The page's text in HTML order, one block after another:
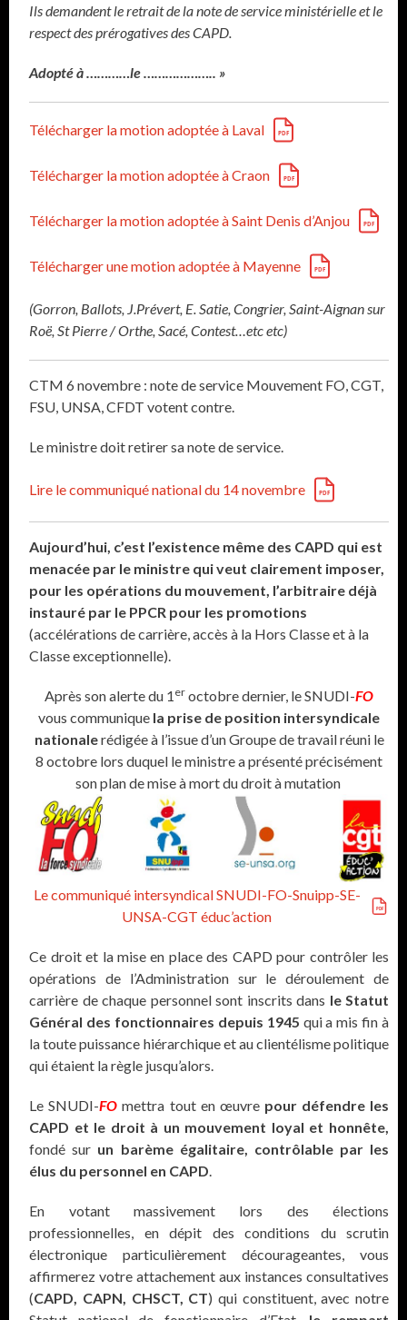
Ils demandent le retrait de la note de service ministérielle et le
respect des prérogatives des CAPD.
Adopté à …………le ……………….. »
Télécharger la motion adoptée à Laval
Télécharger la motion adoptée à Craon
Télécharger la motion adoptée à Saint Denis d’Anjou
Télécharger une motion adoptée à Mayenne
(Gorron, Ballots, J.Prévert, E. Satie, Congrier, Saint-Aignan sur
Roë, St Pierre / Orthe, Sacé, Contest…etc etc)
CTM 6 novembre : note de service Mouvement FO, CGT,
FSU, UNSA, CFDT votent contre.
Le ministre doit retirer sa note de service.
Lire le communiqué national du 14 novembre
Aujourd’hui, c’est l’existence même des CAPD qui est
menacée par le ministre qui veut clairement imposer,
pour les opérations du mouvement, l’arbitraire déjà
instauré par le PPCR pour les promotions
(accélérations de carrière, accès à la Hors Classe et à la
Classe exceptionnelle).
Après son alerte du 1 er octobre dernier, le SNUDI-FO
vous communique la prise de position intersyndicale
nationalerédigée à l’issue d’un Groupe de travail réuni le
8 octobre lors duquel le ministre a présenté précisément
son plan de mise à mort du droit à mutation
Le communiqué intersyndical SNUDI-FO-Snuipp-SE-
UNSA-CGT éduc’action
Ce droit et la mise en place des CAPD pour contrôler les
opérations de l’Administration sur le déroulement de
carrière de chaque personnel sont inscrits dans le Statut
Général des fonctionnaires depuis 1945 qui a mis fin à
la toute puissance hiérarchique et au clientélisme politique
qui étaient la règle jusqu’alors.
Le SNUDI-FO mettra tout en œuvre pour défendre les
CAPD et le droit à un mouvement loyal et honnête,
fondé sur un barème égalitaire, contrôlable par les
élus du personnel en CAPD.
En votant massivement lors des élections
professionnelles, en dépit des conditions du scrutin
électronique particulièrement décourageantes, vous
affirmerez votre attachement aux instances consultatives
(CAPD, CAPN, CHSCT, CT) qui constituent, avec notre